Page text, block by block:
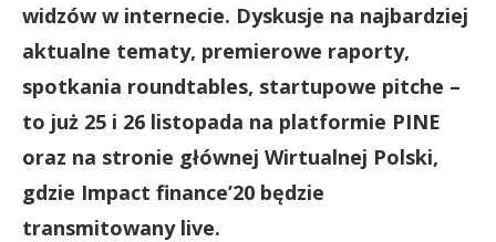
widzów w internecie. Dyskusje na najbardziej
aktualne tematy, premierowe raporty,
spotkania roundtables, startupowe pitche –
to już 25 i 26 listopada na platformie PINE
oraz na stronie głównej Wirtualnej Polski,
gdzie Impact finance’20 będzie
transmitowany live.